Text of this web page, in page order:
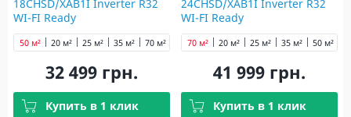
18CHSD/XAB1I Inverter R32
WI-FI Ready
20 м² 25 м² 35 м²
50 м² 70 м²
32 499 грн.
Купить в 1 клик
24CHSD/XAB1I Inverter R32
WI-FI Ready
20 м² 25 м² 35 м² 50 м²
70 м²
41 999 грн.
Купить в 1 клик